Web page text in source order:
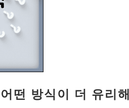
떤 방식이 더 유리해